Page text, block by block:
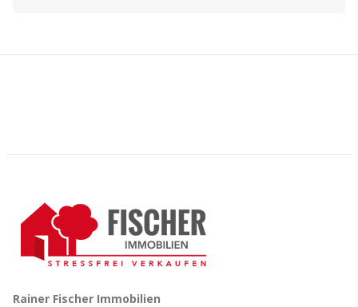
Rainer Fischer Immobilien